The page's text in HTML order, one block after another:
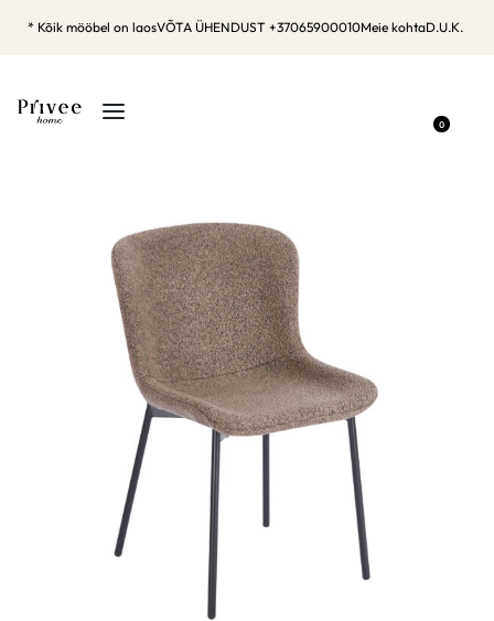
* Kõik mööbel on laosVÕTA ÜHENDUST +37065900010Meie kohtaD.U.K.
0